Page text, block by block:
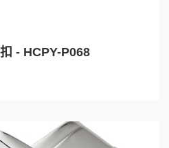
- HCPY-P068